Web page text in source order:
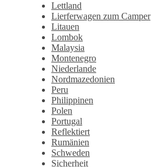
Lettland
Lierferwagen zum Camper
Litauen
Lombok
Malaysia
Montenegro
Niederlande
Nordmazedonien
Peru
Philippinen
Polen
Portugal
Reflektiert
Rumänien
Schweden
Sicherheit